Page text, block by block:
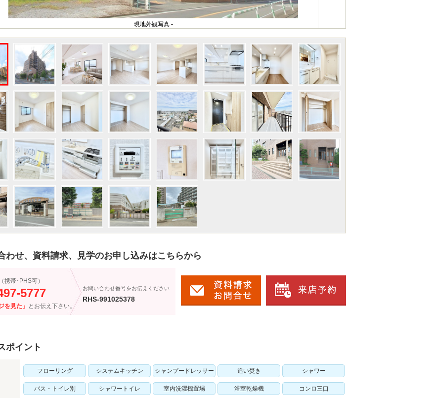
現地外観写真 -
わせ、資料請求、見学のお申し込みはこちらから
携帯･PHS可）
5777
を見た」 とお伝え下さい。
お問い合わせ番号をお伝えください
RHS-991025378
ポイント
フローリング システムキッチン シャンプードレッサー 追い焚き シャワー
バス・トイレ別 シャワートイレ 室内洗濯機置場 浴室乾燥機 コンロ三口